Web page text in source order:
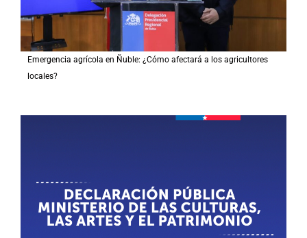
Emergencia agrícola en Ñuble: ¿Cómo afectará a los agricultores
locales?